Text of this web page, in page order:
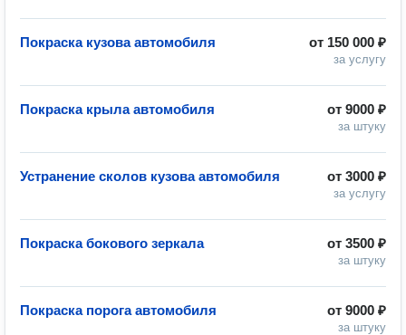
от 150 000 ₽
за услугу
Покраска кузова автомобиля
от 9000 ₽
за штуку
Покраска крыла автомобиля
от 3000 ₽
за услугу
Устранение сколов кузова автомобиля
от 3500 ₽
за штуку
Покраска бокового зеркала
от 9000 ₽
за штуку
Покраска порога автомобиля